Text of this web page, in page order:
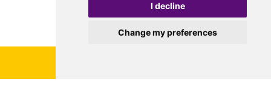
I decline
Change my preferences